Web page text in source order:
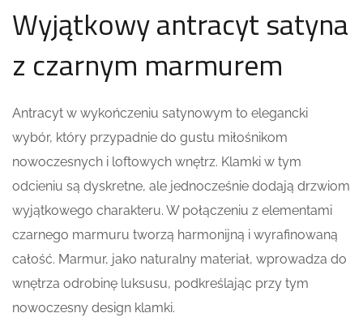
Wyjątkowy antracyt satyna
z czarnym marmurem
Antracyt w wykończeniu satynowym to elegancki
wybór, który przypadnie do gustu miłośnikom
nowoczesnych i loftowych wnętrz. Klamki w tym
odcieniu są dyskretne, ale jednocześnie dodają drzwiom
wyjątkowego charakteru. W połączeniu z elementami
czarnego marmuru tworzą harmonijną i wyrafinowaną
całość. Marmur, jako naturalny materiał, wprowadza do
wnętrza odrobinę luksusu, podkreślając przy tym
nowoczesny design klamki.